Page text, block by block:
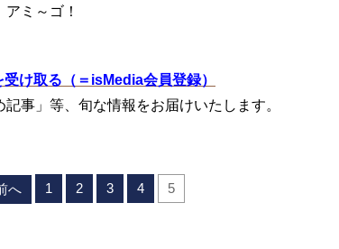
ミ～ゴ！
け取る（＝isMedia会員登録）
事」等、旬な情報をお届けいたします。
へ 1 2 3 4 5